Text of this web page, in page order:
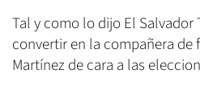
Tal y como lo dijo El Salvador
convertir en la compañera de
Martínez de cara a las